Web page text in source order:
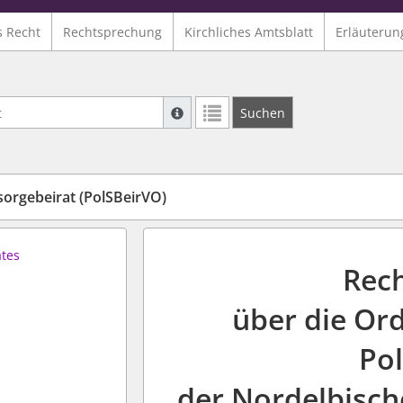
Recht Rechtsprechung Kirchliches Amtsblatt
Suche mit Platzhalter "*", Bsp.
Suchen
(PolSBeirVO)
über die